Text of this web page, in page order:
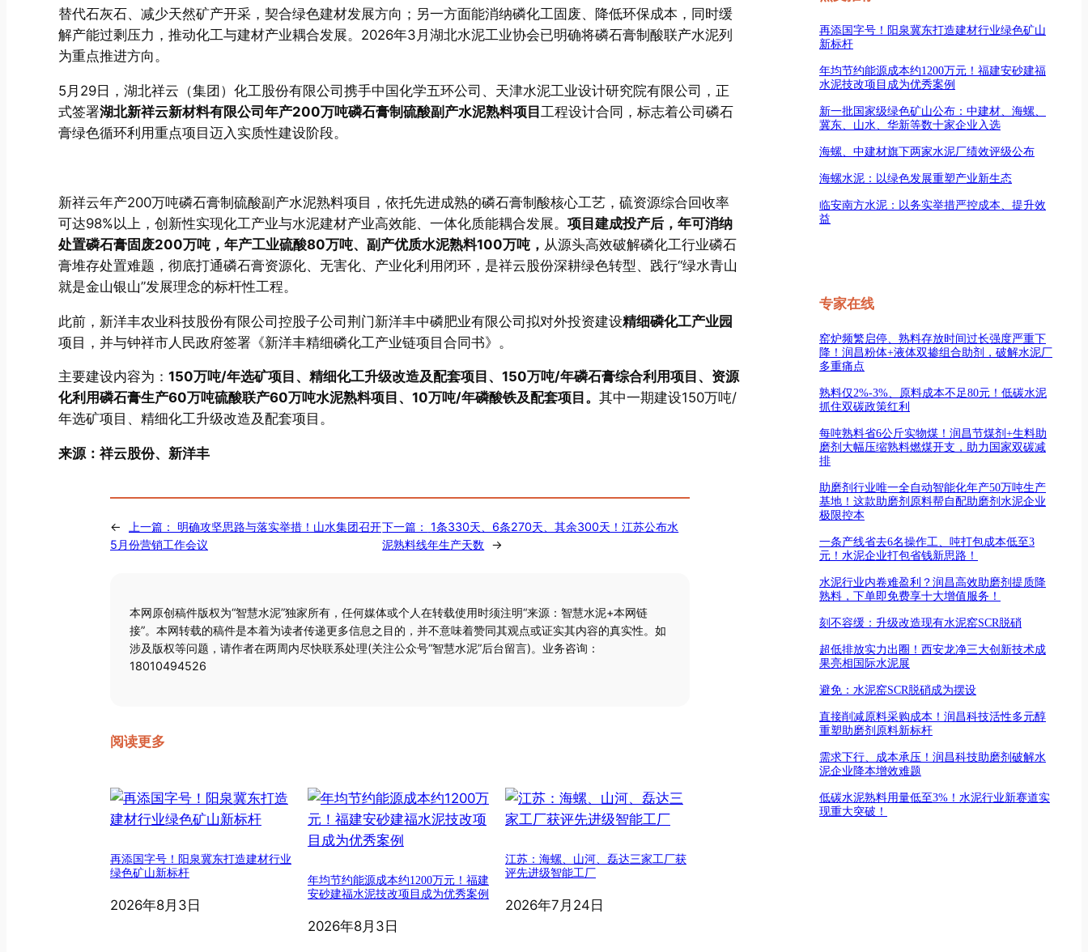
替代石灰石、减少天然矿产开采，契合绿色建材发展方向；另一方面能消纳磷化工固废、降低环保成本，同时缓
解产能过剩压力，推动化工与建材产业耦合发展。2026年3月湖北水泥工业协会已明确将磷石膏制酸联产水泥列
为重点推进方向。
5月29日，湖北祥云（集团）化工股份有限公司携手中国化学五环公司、天津水泥工业设计研究院有限公司，正
式签署湖北新祥云新材料有限公司年产200万吨磷石膏制硫酸副产水泥熟料项目 工程设计合同，标志着公司磷石
膏绿色循环利用重点项目迈入实质性建设阶段。
新祥云年产200万吨磷石膏制硫酸副产水泥熟料项目，依托先进成熟的磷石膏制酸核心工艺，硫资源综合回收率
可达98%以上，创新性实现化工产业与水泥建材产业高效能、一体化质能耦合发展。 项目建成投产后，年可消纳
处置磷石膏固废200万吨，年产工业硫酸80万吨、副产优质水泥熟料100万吨， 从源头高效破解磷化工行业磷石
膏堆存处置难题，彻底打通磷石膏资源化、无害化、产业化利用闭环，是祥云股份深耕绿色转型、践行“绿水青山
就是金山银山”发展理念的标杆性工程。
此前，新洋丰农业科技股份有限公司控股子公司荆门新洋丰中磷肥业有限公司拟对外投资建设精细磷化工产业园
项目，并与钟祥市人民政府签署《新洋丰精细磷化工产业链项目合同书》。
主要建设内容为： 150万吨/年选矿项目、精细化工升级改造及配套项目、150万吨/年磷石膏综合利用项目、资源
化利用磷石膏生产60万吨硫酸联产60万吨水泥熟料项目、10万吨/年磷酸铁及配套项目。 其中一期建设150万吨/
年选矿项目、精细化工升级改造及配套项目。
来源：祥云股份、新洋丰
← 上一篇： 明确攻坚思路与落实举措！山水集团召开
5月份营销工作会议
下一篇：
1条330天、6条270天、其余300天！江苏公布水
泥熟料线年生产天数
→
本网原创稿件版权为“智慧水泥”独家所有，任何媒体或个人在转载使用时须注明“来源：智慧水泥+本网链
接”。本网转载的稿件是本着为读者传递更多信息之目的，并不意味着赞同其观点或证实其内容的真实性。如
涉及版权等问题，请作者在两周内尽快联系处理(关注公众号“智慧水泥”后台留言)。业务咨询：
18010494526
阅读更多
再添国字号！阳泉冀东打造建材行业
绿色矿山新标杆
2026年8月3日
年均节约能源成本约1200万元！福建
安砂建福水泥技改项目成为优秀案例
2026年8月3日
江苏：海螺、山河、磊达三家工厂获
评先进级智能工厂
2026年7月24日
再添国字号！阳泉冀东打造建材行业绿色矿山
新标杆
年均节约能源成本约1200万元！福建安砂建福
水泥技改项目成为优秀案例
新一批国家级绿色矿山公布：中建材、海螺、
冀东、山水、华新等数十家企业入选
海螺、中建材旗下两家水泥厂绩效评级公布
海螺水泥：以绿色发展重塑产业新生态
临安南方水泥：以务实举措严控成本、提升效
益
专家在线
窑炉频繁启停、熟料存放时间过长强度严重下
降！润昌粉体+液体双掺组合助剂，破解水泥厂
多重痛点
熟料仅2%-3%、原料成本不足80元！低碳水泥
抓住双碳政策红利
每吨熟料省6公斤实物煤！润昌节煤剂+生料助
磨剂大幅压缩熟料燃煤开支，助力国家双碳减
排
助磨剂行业唯一全自动智能化年产50万吨生产
基地！这款助磨剂原料帮自配助磨剂水泥企业
极限控本
一条产线省去6名操作工、吨打包成本低至3
元！水泥企业打包省钱新思路！
水泥行业内卷难盈利？润昌高效助磨剂提质降
熟料，下单即免费享十大增值服务！
刻不容缓：升级改造现有水泥窑SCR脱硝
超低排放实力出圈！西安龙净三大创新技术成
果亮相国际水泥展
避免：水泥窑SCR脱硝成为摆设
直接削减原料采购成本！润昌科技活性多元醇
重塑助磨剂原料新标杆
需求下行、成本承压！润昌科技助磨剂破解水
泥企业降本增效难题
低碳水泥熟料用量低至3%！水泥行业新赛道实
现重大突破！